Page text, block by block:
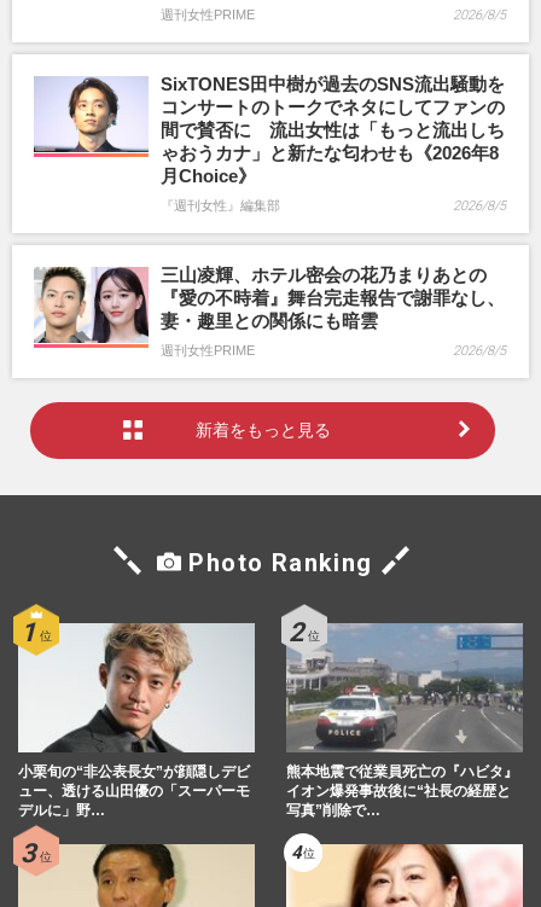
週刊女性PRIME 2026/8/5
SixTONES田中樹が過去のSNS流出騒動を
コンサートのトークでネタにしてファンの
間で賛否に 流出女性は「もっと流出しち
ゃおうカナ」と新たな匂わせも《2026年8
月Choice》
『週刊女性』編集部 2026/8/5
三山凌輝、ホテル密会の花乃まりあとの
『愛の不時着』舞台完走報告で謝罪なし、
妻・趣里との関係にも暗雲
週刊女性PRIME 2026/8/5
新着をもっと見る
Photo Ranking
小栗旬の“非公表長女”が顔隠しデビ
ュー、透ける山田優の「スーパーモ
デルに」野…
熊本地震で従業員死亡の『ハビタ』
イオン爆発事故後に“社長の経歴と
写真”削除で…